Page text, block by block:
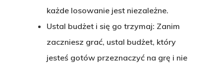
każde losowanie jest niezależne.
Ustal budżet i się go trzymaj: Zanim
zaczniesz grać, ustal budżet, który
jesteś gotów przeznaczyć na grę i nie